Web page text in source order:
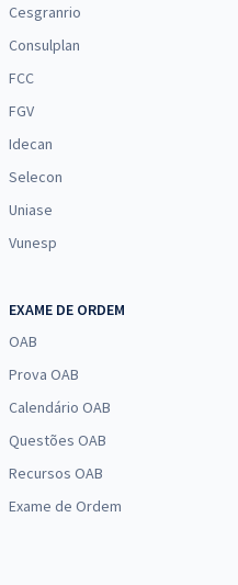
Cesgranrio
Consulplan
FCC
FGV
Idecan
Selecon
Uniase
Vunesp
EXAME DE ORDEM
OAB
Prova OAB
Calendário OAB
Questões OAB
Recursos OAB
Exame de Ordem